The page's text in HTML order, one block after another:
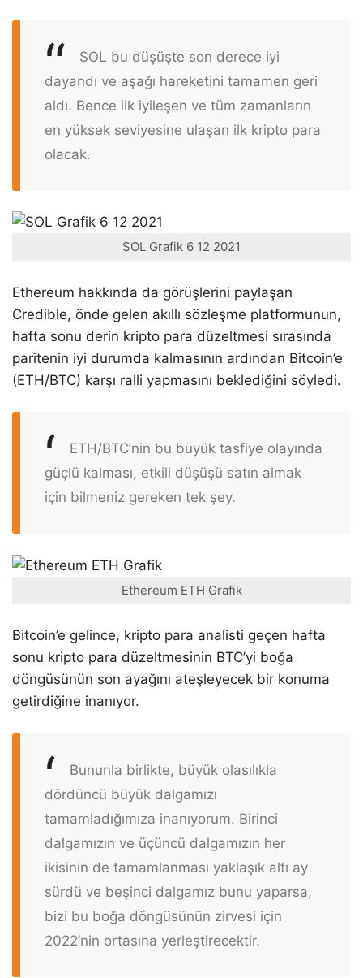
SOL bu düşüşte son derece iyi
dayandı ve aşağı hareketini tamamen geri
aldı. Bence ilk iyileşen ve tüm zamanların
en yüksek seviyesine ulaşan ilk kripto para
olacak.
SOL Grafik 6 12 2021
Ethereum hakkında da görüşlerini paylaşan
Credible, önde gelen akıllı sözleşme platformunun,
hafta sonu derin kripto para düzeltmesi sırasında
paritenin iyi durumda kalmasının ardından Bitcoin’e
(ETH/BTC) karşı ralli yapmasını beklediğini söyledi.
ETH/BTC’nin bu büyük tasfiye olayında
güçlü kalması, etkili düşüşü satın almak
için bilmeniz gereken tek şey.
Ethereum ETH Grafik
Bitcoin’e gelince, kripto para analisti geçen hafta
sonu kripto para düzeltmesinin BTC’yi boğa
döngüsünün son ayağını ateşleyecek bir konuma
getirdiğine inanıyor.
Bununla birlikte, büyük olasılıkla
dördüncü büyük dalgamızı
tamamladığımıza inanıyorum. Birinci
dalgamızın ve üçüncü dalgamızın her
ikisinin de tamamlanması yaklaşık altı ay
sürdü ve beşinci dalgamız bunu yaparsa,
bizi bu boğa döngüsünün zirvesi için
2022’nin ortasına yerleştirecektir.